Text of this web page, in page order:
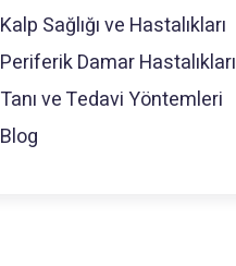
Kalp Sağlığı ve Hastalıkları
Periferik Damar Hastalıkları
Tanı ve Tedavi Yöntemleri
Blog